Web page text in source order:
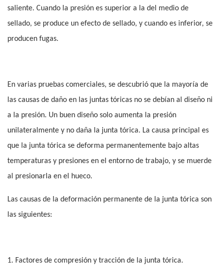
saliente. Cuando la presión es superior a la del medio de
sellado, se produce un efecto de sellado, y cuando es inferior, se
producen fugas.
En varias pruebas comerciales, se descubrió que la mayoría de
las causas de daño en las juntas tóricas no se debían al diseño ni
a la presión. Un buen diseño solo aumenta la presión
unilateralmente y no daña la junta tórica. La causa principal es
que la junta tórica se deforma permanentemente bajo altas
temperaturas y presiones en el entorno de trabajo, y se muerde
al presionarla en el hueco.
Las causas de la deformación permanente de la junta tórica son
las siguientes:
1. Factores de compresión y tracción de la junta tórica.